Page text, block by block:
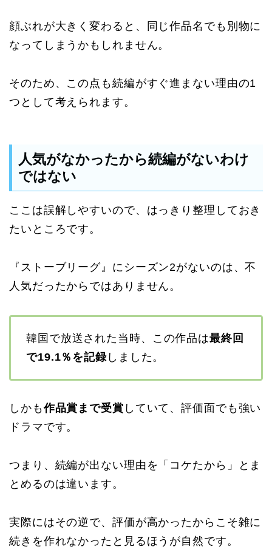
顔ぶれが大きく変わると、同じ作品名でも別物に
なってしまうかもしれません。
そのため、この点も続編がすぐ進まない理由の1
つとして考えられます。
人気がなかったから続編がないわけ
ではない
ここは誤解しやすいので、はっきり整理しておき
たいところです。
『ストーブリーグ』にシーズン2がないのは、不
人気だったからではありません。
韓国で放送された当時、この作品は最終回
で19.1％を記録しました。
しかも作品賞まで受賞 していて、評価面でも強い
ドラマです。
つまり、続編が出ない理由を「コケたから」とま
とめるのは違います。
実際にはその逆で、評価が高かったからこそ雑に
続きを作れなかったと見るほうが自然です。